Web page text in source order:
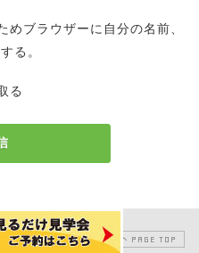
めブラウザーに自分の名前、
る。
る
PAGE TOP